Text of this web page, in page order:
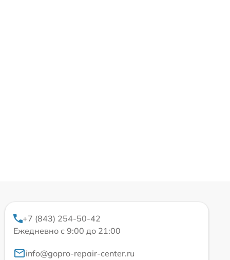
+7 (843) 254-50-42
Ежедневно с 9:00 до 21:00
info@gopro-repair-center.ru